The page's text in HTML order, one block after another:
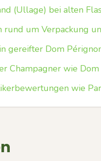
(Ullage) bei alten
um Verpackung
gereifter Dom
Champagner wie
wie